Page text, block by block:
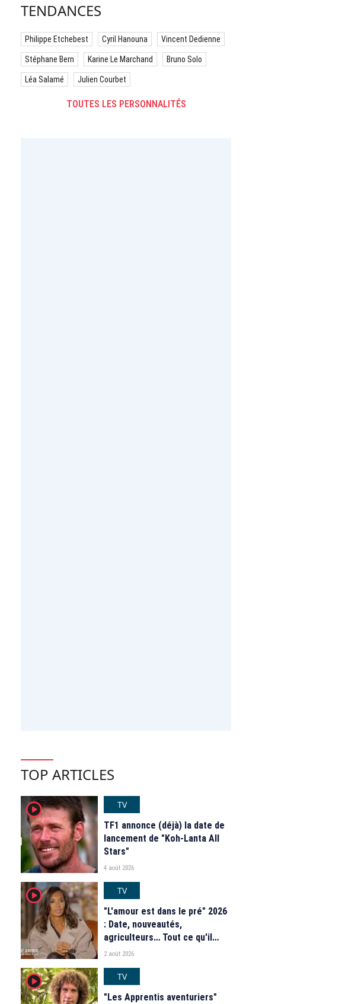
TENDANCES
Philippe Etchebest Cyril Hanouna Vincent Dedienne
Stéphane Bern Karine Le Marchand Bruno Solo
Léa Salamé Julien Courbet
TOUTES LES PERSONNALITÉS
TOP ARTICLES
player2
TV
TF1 annonce (déjà) la date de
lancement de "Koh-Lanta All
Stars"
4 août 2026
player2
TV
"L'amour est dans le pré" 2026
: Date, nouveautés,
agriculteurs… Tout ce qu'il
faut savoir sur la saison 21 du
2 août 2026
player2
TV
"Les Apprentis aventuriers"